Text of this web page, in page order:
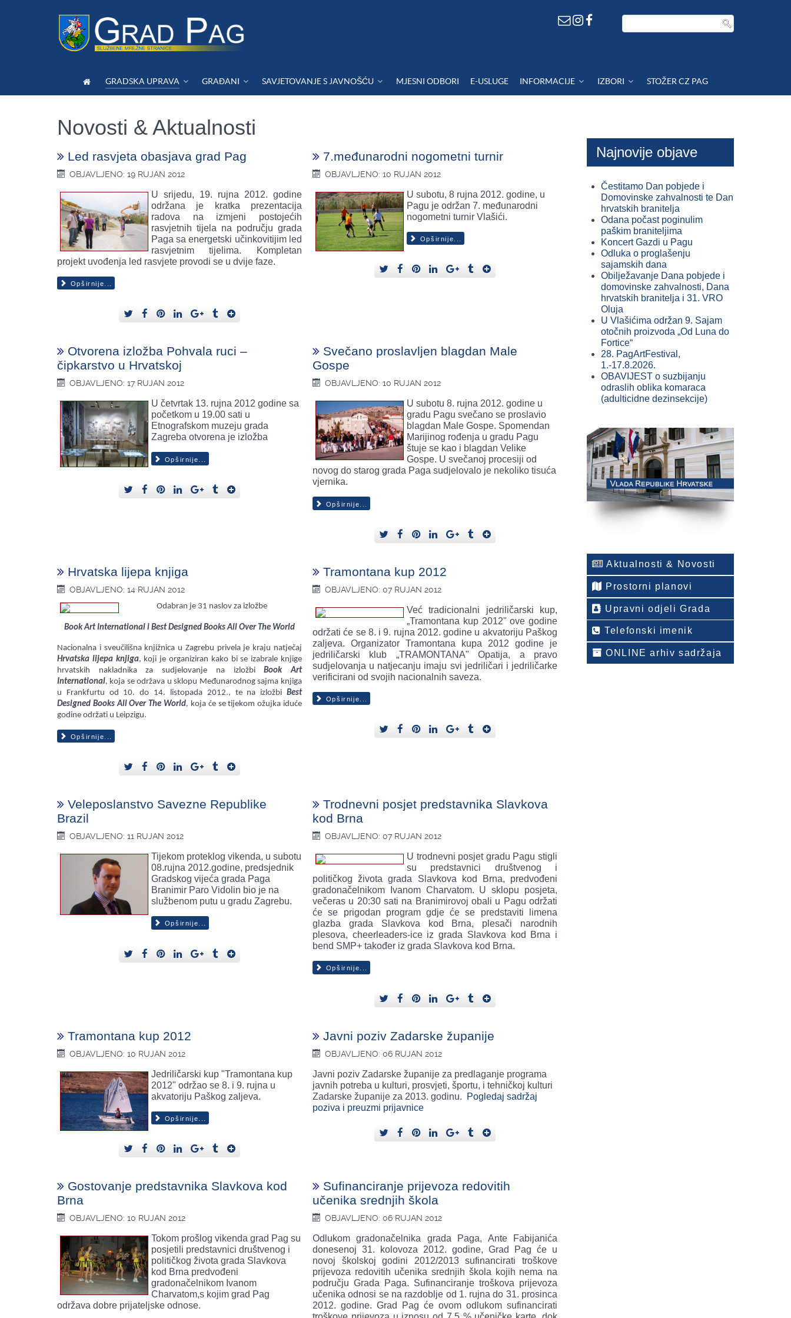
GRADSKA UPRAVA GRAĐANI SAVJETOVANJE S JAVNOŠĆU MJESNI ODBORI E-USLUGE INFORMACIJE IZBORI STOŽER CZ PAG
Novosti & Aktualnosti
Led rasvjeta obasjava grad Pag
OBJAVLJENO: 19 RUJAN 2012
U srijedu, 19. rujna 2012. godine
održana je kratka prezentacija
radova na izmjeni postojećih
rasvjetnih tijela na području grada
Paga sa energetski učinkovitijim led
rasvjetnim tijelima. Kompletan
projekt uvođenja led rasvjete provodi se u dvije faze.
Opširnije...
7.međunarodni nogometni turnir
OBJAVLJENO: 10 RUJAN 2012
U subotu, 8 rujna 2012. godine, u
Pagu je održan 7. međunarodni
nogometni turnir Vlašići.
Opširnije...
Otvorena izložba Pohvala ruci –
čipkarstvo u Hrvatskoj
OBJAVLJENO: 17 RUJAN 2012
U četvrtak 13. rujna 2012 godine sa
početkom u 19.00 sati u
Etnografskom muzeju grada
Zagreba otvorena je izložba
Opširnije...
Svečano proslavljen blagdan Male
Gospe
OBJAVLJENO: 10 RUJAN 2012
U subotu 8. rujna 2012. godine u
gradu Pagu svečano se proslavio
blagdan Male Gospe. Spomendan
Marijinog rođenja u gradu Pagu
štuje se kao i blagdan Velike
Gospe. U svečanoj procesiji od
novog do starog grada Paga sudjelovalo je nekoliko tisuća
vjernika.
Opširnije...
Hrvatska lijepa knjiga
OBJAVLJENO: 14 RUJAN 2012
Odabran je 31 naslov za izložbe
Book Art International i Best Designed Books All Over The World
Nacionalna i sveučilišna knjižnica u Zagrebu privela je kraju natječaj
Hrvatska lijepa knjiga, koji je organiziran kako bi se izabrale knjige
hrvatskih nakladnika za sudjelovanje na izložbiBook Art
International, koja se održava u sklopu Međunarodnog sajma knjiga
u Frankfurtu od 10. do 14. listopada 2012., te na izložbi Best
Designed Books All Over The World, koja će se tijekom ožujka iduće
godine održati u Leipzigu.
Opširnije...
Tramontana kup 2012
OBJAVLJENO: 07 RUJAN 2012
Već tradicionalni jedriličarski kup,
„Tramontana kup 2012" ove godine
održati će se 8. i 9. rujna 2012. godine u akvatoriju Paškog
zaljeva. Organizator Tramontana kupa 2012 godine je
jedriličarski klub „TRAMONTANA" Opatija, a pravo
sudjelovanja u natjecanju imaju svi jedriličari i jedriličarke
verificirani od svojih nacionalnih saveza.
Opširnije...
Veleposlanstvo Savezne Republike
Brazil
OBJAVLJENO: 11 RUJAN 2012
Tijekom proteklog vikenda, u subotu
08.rujna 2012.godine, predsjednik
Gradskog vijeća grada Paga
Branimir Paro Vidolin bio je na
službenom putu u gradu Zagrebu.
Opširnije...
Trodnevni posjet predstavnika Slavkova
kod Brna
OBJAVLJENO: 07 RUJAN 2012
U trodnevni posjet gradu Pagu stigli
su predstavnici društvenog i
političkog života grada Slavkova kod Brna, predvođeni
gradonačelnikom Ivanom Charvatom. U sklopu posjeta,
večeras u 20:30 sati na Branimirovoj obali u Pagu održati
će se prigodan program gdje će se predstaviti limena
glazba grada Slavkova kod Brna, plesači narodnih
plesova, cheerleaders-ice iz grada Slavkova kod Brna i
bend SMP+ također iz grada Slavkova kod Brna.
Opširnije...
Tramontana kup 2012
OBJAVLJENO: 10 RUJAN 2012
Jedriličarski kup "Tramontana kup
2012" održao se 8. i 9. rujna u
akvatoriju Paškog zaljeva.
Opširnije...
Javni poziv Zadarske županije
OBJAVLJENO: 06 RUJAN 2012
Javni poziv Zadarske županije za predlaganje programa
javnih potreba u kulturi, prosvjeti, športu, i tehničkoj kulturi
Zadarske županije za 2013. godinu.
Pogledaj sadržaj
poziva i preuzmi prijavnice
Gostovanje predstavnika Slavkova kod
Brna
OBJAVLJENO: 10 RUJAN 2012
Tokom prošlog vikenda grad Pag su
posjetili predstavnici društvenog i
političkog života grada Slavkova
kod Brna predvođeni
gradonačelnikom Ivanom
Charvatom,s kojim grad Pag
održava dobre prijateljske odnose.
Sufinanciranje prijevoza redovitih
učenika srednjih škola
OBJAVLJENO: 06 RUJAN 2012
Odlukom gradonačelnika grada Paga, Ante Fabijanića
donesenoj 31. kolovoza 2012. godine, Grad Pag će u
novoj školskoj godini 2012/2013 sufinancirati troškove
prijevoza redovitih učenika srednjih škola kojih nema na
području Grada Paga. Sufinanciranje troškova prijevoza
učenika odnosi se na razdoblje od 1. rujna do 31. prosinca
2012. godine. Grad Pag će ovom odlukom sufinancirati
Najnovije objave
Čestitamo Dan pobjede i
Domovinske zahvalnosti te Dan
hrvatskih branitelja
Odana počast poginulim
paškim braniteljima
Koncert Gazdi u Pagu
Odluka o proglašenju
sajamskih dana
Obilježavanje Dana pobjede i
domovinske zahvalnosti, Dana
hrvatskih branitelja i 31. VRO
Oluja
U Vlašićima održan 9. Sajam
otočnih proizvoda „Od Luna do
Fortice“
28. PagArtFestival,
1.-17.8.2026.
OBAVIJEST o suzbijanju
odraslih oblika komaraca
(adulticidne dezinsekcije)
Aktualnosti & Novosti
Prostorni planovi
Upravni odjeli Grada
Telefonski imenik
ONLINE arhiv sadržaja